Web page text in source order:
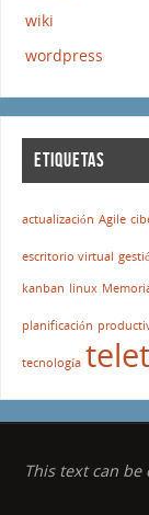
wiki
wordpress
ETIQUETAS
actualización Agile
escritorio virtual
kanban linux
planificación
tecnología
This text can